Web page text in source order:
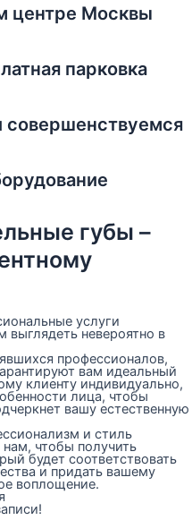
центре Москвы
парковка
совершенствуемся
губы –
услуги
выглядеть невероятно в
профессионалов,
вам идеальный
клиенту индивидуально,
лица, чтобы
вашу естественную
и стиль
чтобы получить
будет соответствовать
и придать вашему
воплощение.